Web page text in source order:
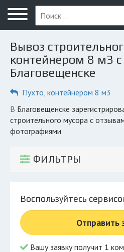
Меню
Главная
Вопрос юристу
Благовещенск
ПОЛЬЗОВАТЕЛЯМ
Компании
Экоблог
Личный кабинет
Вывоз
контейнером 8 м3
Благовещенске
Пухто, контейнером 8 м3
в Благовещенске зарегистрирована 1 компания по вывозу
строительного мусора с
фотографиями
ФИЛЬТРЫ
Воспользуйтесь
Отправить
Вашу заявку получит 1